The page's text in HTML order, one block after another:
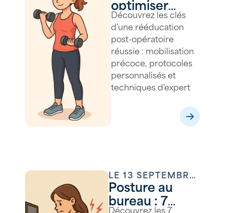
optimiser
votre
rééducation
post-
opératoire
pour une
récupération
Découvrez les clés
d'une rééducation
post-opératoire
réussie : mobilisation
précoce, protocoles
personnalisés et
techniques d'expert
LE13 SEPTEMBRE
2025
Posture au
bureau : 7